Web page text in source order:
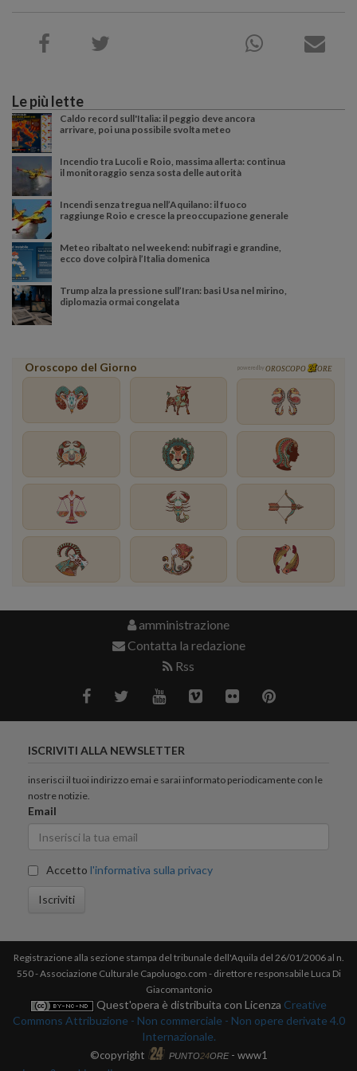
Le più lette
Caldo record sull'Italia: il peggio deve ancora
arrivare, poi una possibile svolta meteo
Incendio tra Lucoli e Roio, massima allerta: continua
il monitoraggio senza sosta delle autorità
Incendi senza tregua nell’Aquilano: il fuoco
raggiunge Roio e cresce la preoccupazione generale
Meteo ribaltato nel weekend: nubifragi e grandine,
ecco dove colpirà l’Italia domenica
Trump alza la pressione sull’Iran: basi Usa nel mirino,
diplomazia ormai congelata
Oroscopo del Giorno powered by OROSCOPO ORE
amministrazione
Contatta la redazione
Rss
ISCRIVITI ALLA NEWSLETTER
inserisci il tuoi indirizzo emai e sarai informato periodicamente con le
nostre notizie.
Email
Accetto l'informativa sulla privacy
Iscriviti
Registrazione alla sezione stampa del tribunale dell'Aquila del 26/01/2006 al n.
550 - Associazione Culturale Capoluogo.com - direttore responsabile Luca Di
Giacomantonio
Quest'opera è distribuita con Licenza Creative
Commons Attribuzione - Non commerciale - Non opere derivate 4.0
Internazionale.
©copyright PUNTO24ORE- www1